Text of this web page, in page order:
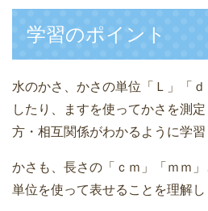
c
e
b
o
o
k
tt
er
ail p
e
e
学習のポイント
水のかさ、かさの単位「Ｌ」「
したり、ますを使ってかさを測
方・相互関係がわかるように学習
かさも、長さの「ｃｍ」「ｍｍ
単位を使って表せることを理解し